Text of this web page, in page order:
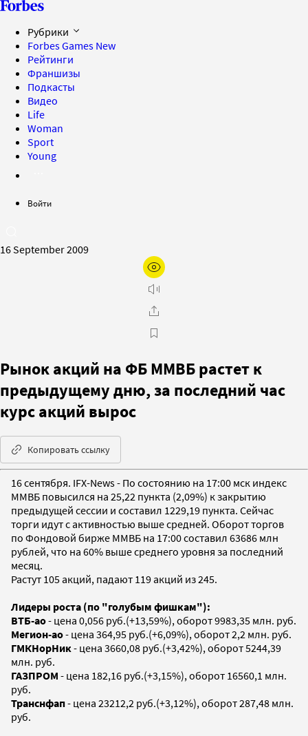
Рубрики
Forbes Games New
Рейтинги
Франшизы
Подкасты
Видео
Life
Woman
Sport
Young
Войти
16 September 2009
Рынок акций на ФБ ММВБ растет к
предыдущему дню, за последний час
курс акций вырос
Копировать ссылку
16 сентября. IFX-News - По состоянию на 17:00 мск индекс
ММВБ повысился на 25,22 пункта (2,09%) к закрытию
предыдущей сессии и составил 1229,19 пункта. Сейчас
торги идут c активноcтью выше средней. Оборот торгов
по Фондовой бирже ММВБ на 17:00 составил 63686 млн
рублей, что на 60% выше среднего уровня за последний
месяц.
Растут 105 акций, падают 119 акций из 245.
Лидеры роста (по "голубым фишкам"):
ВТБ-ао- цена 0,056 руб.(+13,59%), оборот 9983,35 млн. руб.
Мегион-ао- цена 364,95 руб.(+6,09%), оборот 2,2 млн. руб.
ГМКНорНик - цена 3660,08 руб.(+3,42%), оборот 5244,39
млн. руб.
ГАЗПРОМ - цена 182,16 руб.(+3,15%), оборот 16560,1 млн.
руб.
Транснфап- цена 23212,2 руб.(+3,12%), оборот 287,48 млн.
руб.